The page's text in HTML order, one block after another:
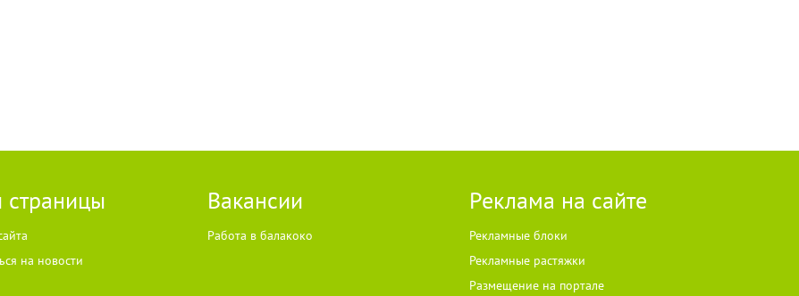
на новости
Вакансии
Работа в балакоко
Реклама на сайте
Рекламные блоки
Рекламные растяжки
Размещение на портале